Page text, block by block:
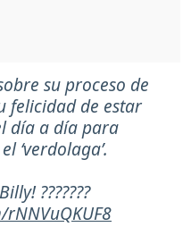
su proceso de
felicidad de estar
día a día para
‘verdolaga’.
???????